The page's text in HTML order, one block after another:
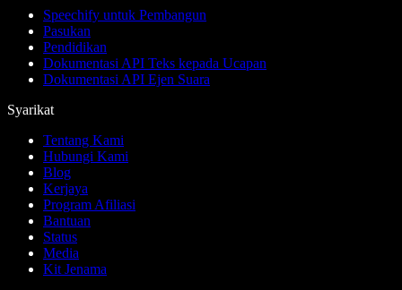
Speechify untuk Pembangun
Pasukan
Pendidikan
Dokumentasi API Teks kepada Ucapan
Dokumentasi API Ejen Suara
Syarikat
Tentang Kami
Hubungi Kami
Blog
Kerjaya
Program Afiliasi
Bantuan
Status
Media
Kit Jenama